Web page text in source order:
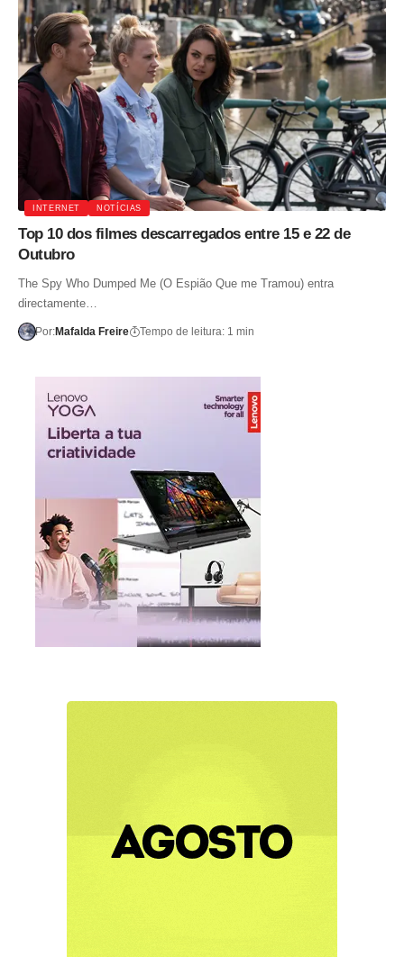
INTERNET NOTÍCIAS
Top 10 dos filmes descarregados entre 15 e 22 de
Outubro
The Spy Who Dumped Me (O Espião Que me Tramou) entra
directamente…
Por:Mafalda Freire Tempo de leitura: 1 min